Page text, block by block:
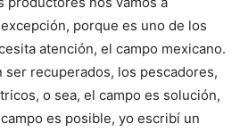
porque es uno de los
atención, el campo mexicano.
ser recuperados, los pescadores,
o sea, el campo es solución,
es posible, yo escribí un